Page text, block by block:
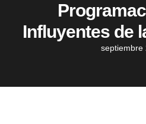
Influyentes de
septiembre